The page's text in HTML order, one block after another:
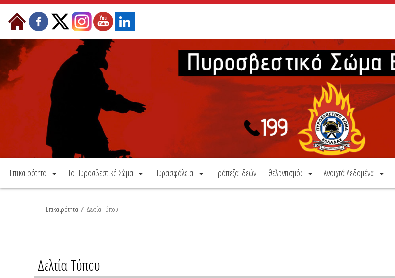
Μετάβαση στο περιεχόμενο
Επικαιρότητα Το Πυροσβεστικό Σώμα Πυρασφάλεια Τράπεζα Ιδεών Εθελοντισμός Ανοιχτά Δεδομένα
Επικαιρότητα / Δελτία Τύπου
Δελτία Τύπου